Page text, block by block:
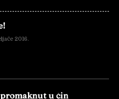
2016.
u čin